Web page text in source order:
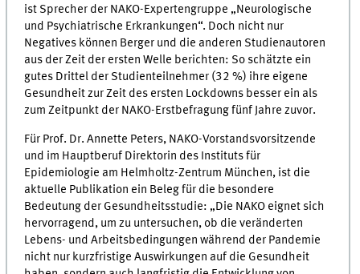
ist Sprecher der NAKO-Expertengruppe „Neurologische
und Psychiatrische Erkrankungen“. Doch nicht nur
Negatives können Berger und die anderen Studienautoren
aus der Zeit der ersten Welle berichten: So schätzte ein
gutes Drittel der Studienteilnehmer (32 %) ihre eigene
Gesundheit zur Zeit des ersten Lockdowns besser ein als
zum Zeitpunkt der NAKO-Erstbefragung fünf Jahre zuvor.
Für Prof. Dr. Annette Peters, NAKO-Vorstandsvorsitzende
und im Hauptberuf Direktorin des Instituts für
Epidemiologie am Helmholtz-Zentrum München, ist die
aktuelle Publikation ein Beleg für die besondere
Bedeutung der Gesundheitsstudie: „Die NAKO eignet sich
hervorragend, um zu untersuchen, ob die veränderten
Lebens- und Arbeitsbedingungen während der Pandemie
nicht nur kurzfristige Auswirkungen auf die Gesundheit